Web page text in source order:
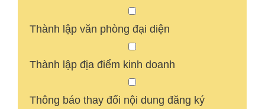
Thành lập văn phòng đại diện
Thành lập địa điểm kinh doanh
Thông báo thay đổi nội dung đăng ký